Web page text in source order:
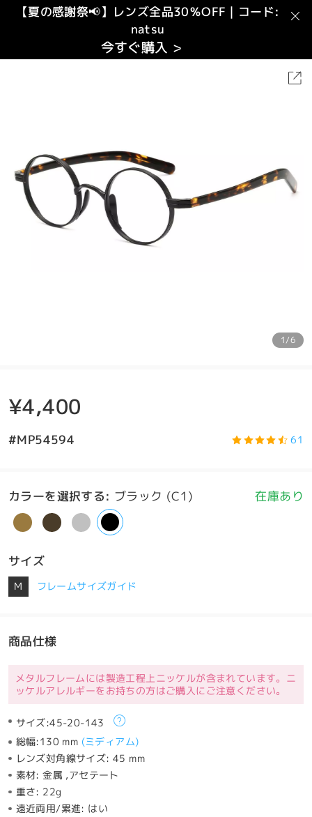
【夏の感謝祭📢】レンズ全品30％OFF｜コード:
natsu
今すぐ購入 >
1/6
¥4,400
#MP54594 61
カラーを選択する: ブラック (C1) 在庫あり
サイズ
M フレームサイズガイド
商品仕様
メタルフレームには製造工程上ニッケルが含まれています。ニ
ッケルアレルギーをお持ちの方はご購入にご注意ください。
サイズ:45-20-143
総幅:130 mm (ミディアム)
レンズ対角線サイズ:45 mm
素材:金属 ,アセテート
重さ: 22g
遠近両用/累進: はい